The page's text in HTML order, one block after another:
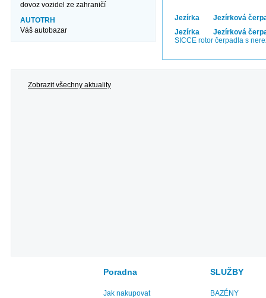
Jezírka
Jezírková
Jezírka
Jezírková
SICCE rotor čerpadla s
dovoz vozidel ze zahraničí
AUTOTRH
Váš autobazar
Zobrazit všechny aktuality
Poradna
Jak nakupovat
SLUŽBY
BAZÉNY